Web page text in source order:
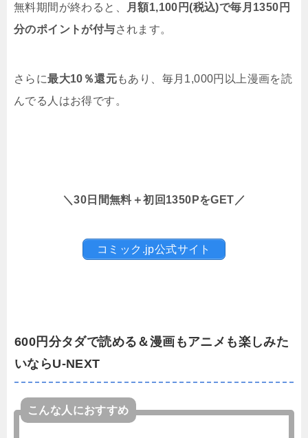
無料期間が終わると、
月額1,100円(税込)で毎月1350円
分のポイントが付与されます。
さらに最大10％還元もあり、毎月1,000円以上漫画を読
んでる人はお得です。
＼30日間無料＋初回1350PをGET／
コミック.jp公式サイト
600円分タダで読める＆漫画もアニメも楽しみた
いならU-NEXT
こんな人におすすめ